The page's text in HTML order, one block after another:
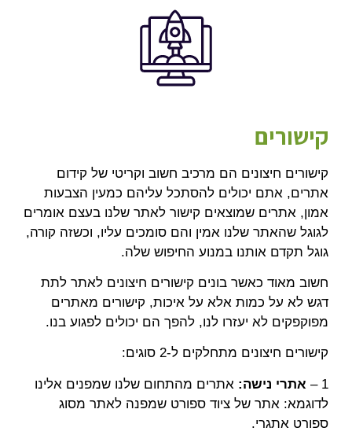
קישורים
קישורים חיצונים הם מרכיב חשוב וקריטי של קידום
אתרים, אתם יכולים להסתכל עליהם כמעין הצבעות
אמון, אתרים שמוצאים קישור לאתר שלנו בעצם אומרים
לגוגל שהאתר שלנו אמין והם סומכים עליו, וכשזה קורה,
גוגל תקדם אותנו במנוע החיפוש שלה.
חשוב מאוד כאשר בונים קישורים חיצונים לאתר לתת
דגש לא על כמות אלא על איכות, קישורים מאתרים
מפוקפקים לא יעזרו לנו, להפך הם יכולים לפגוע בנו.
קישורים חיצונים מתחלקים ל-2 סוגים:
1 – אתרי נישה: אתרים מהתחום שלנו שמפנים אלינו
לדוגמא: אתר של ציוד ספורט שמפנה לאתר מסוג
ספורט אתגרי.